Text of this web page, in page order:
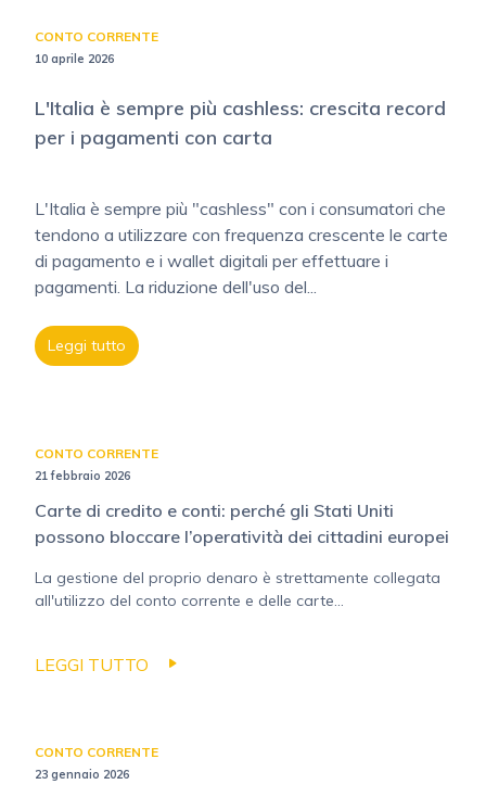
CONTO CORRENTE
10 aprile 2026
L'Italia è sempre più cashless: crescita record
per i pagamenti con carta
L'Italia è sempre più "cashless" con i consumatori che
tendono a utilizzare con frequenza crescente le carte
di pagamento e i wallet digitali per effettuare i
pagamenti. La riduzione dell'uso del...
Leggi tutto
CONTO CORRENTE
21 febbraio 2026
Carte di credito e conti: perché gli Stati Uniti
possono bloccare l’operatività dei cittadini europei
La gestione del proprio denaro è strettamente collegata
all'utilizzo del conto corrente e delle carte...
LEGGI TUTTO
CONTO CORRENTE
23 gennaio 2026